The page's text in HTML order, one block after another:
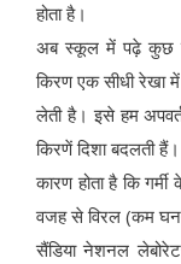
होता है।
अब स्कूल में पढ़े कुछ
किरण एक सीधी रेखा
लेती है। इसे हम
किरणें दिशा बदलती
कारण होता है कि
वजह से विरल (कम
सैंडिया नेशनल